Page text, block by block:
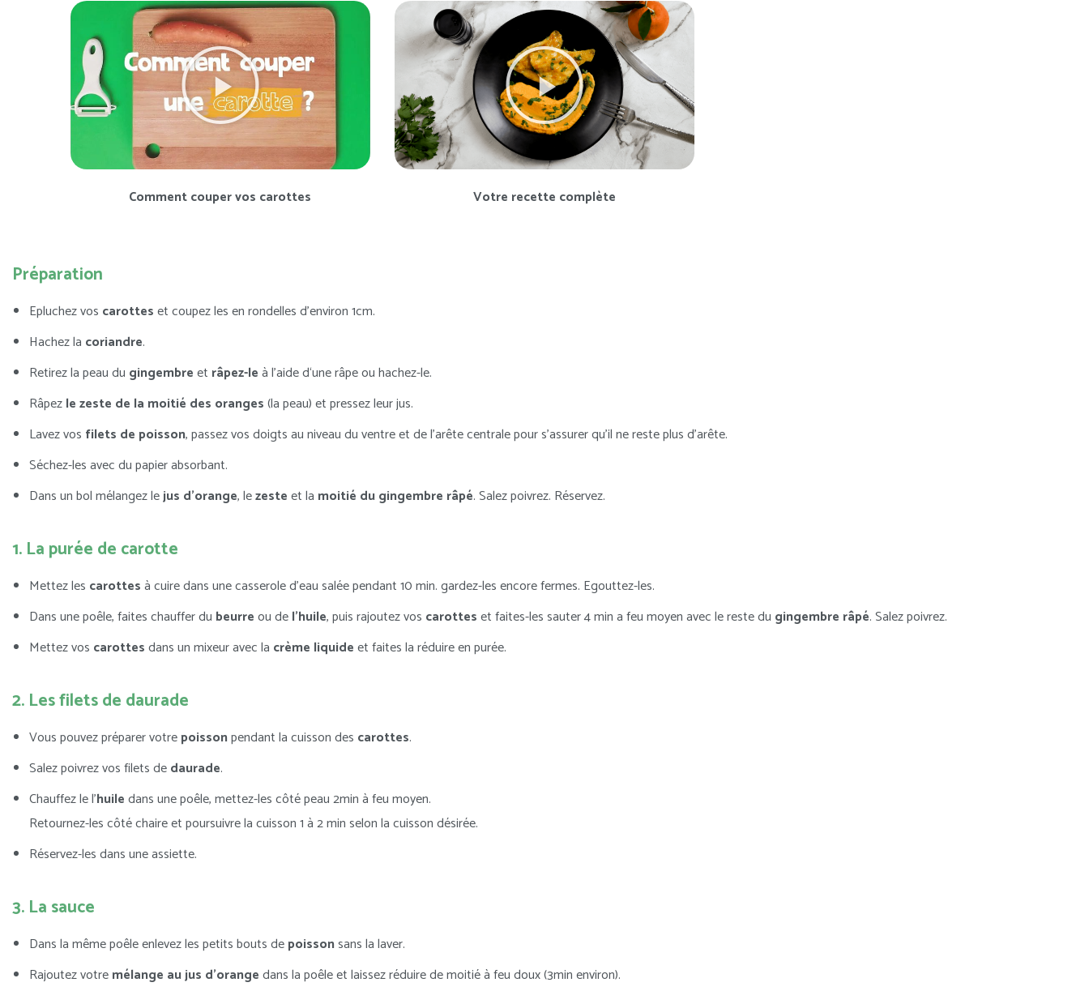
Comment couper vos carottes Votre recette complète
Préparation
Epluchez vos carotteset coupez les en rondelles d’environ 1cm.
Hachez la coriandre.
Retirez la peau du gingembreet râpez-leà l’aide d‘une râpe ou hachez-le.
Râpezle zeste de la moitié des oranges(la peau) et pressez leur jus.
Lavez vos filets de poisson, passez vos doigts au niveau du ventre et de l’arête centrale pour s’assurer qu’il ne reste plus d’arête.
Séchez-les avec du papier absorbant.
Dans un bol mélangez lejus d’orange, lezesteet la moitié du gingembre râpé. Salez poivrez. Réservez.
1. La purée de carotte
Mettez les carottesà cuire dans une casserole d’eau salée pendant 10 min. gardez-les encore fermes. Egouttez-les.
Dans une poêle, faites chauffer du beurreou del’huile, puis rajoutez vos carotteset faites-les sauter 4 min a feu moyen avec le reste du gingembre râpé. Salez poivrez.
Mettez vos carottesdans un mixeur avec la crème liquideet faites la réduire en purée.
2. Les filets de daurade
Vous pouvez préparer votrepoissonpendant la cuisson des carottes.
Salez poivrez vos filets dedaurade.
Chauffez le l’huiledans une poêle, mettez-les côté peau 2min à feu moyen.
Retournez-les côté chaire et poursuivre la cuisson 1 à 2 min selon la cuisson désirée.
Réservez-les dans une assiette.
3. La sauce
Dans la même poêle enlevez les petits bouts depoissonsans la laver.
Rajoutez votremélange au jus d’orangedans la poêle et laissez réduire de moitié à feu doux (3min environ).